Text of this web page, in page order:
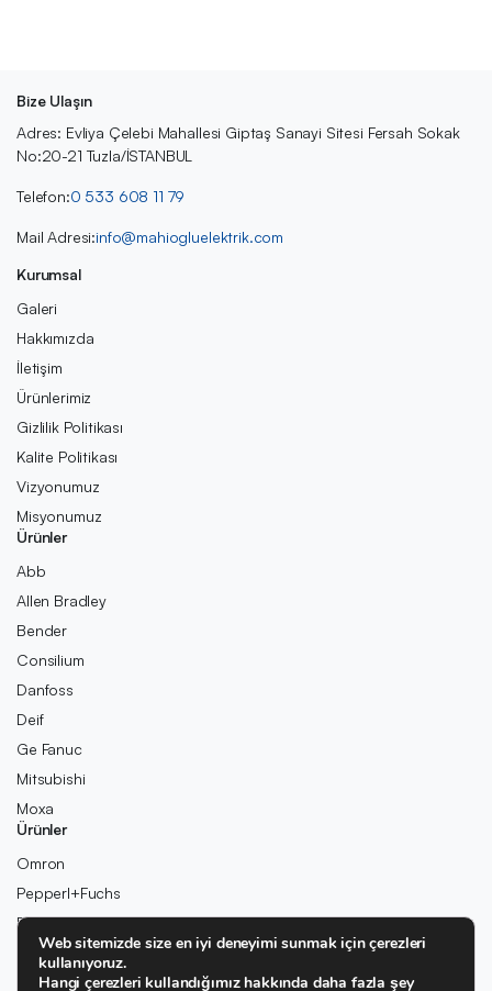
Bize Ulaşın
Adres: Evliya Çelebi Mahallesi Giptaş Sanayi Sitesi Fersah Sokak
No:20-21 Tuzla/İSTANBUL
Telefon:0 533 608 11 79
Mail Adresi:info@mahiogluelektrik.com
Kurumsal
Galeri
Hakkımızda
İletişim
Ürünlerimiz
Gizlilik Politikası
Kalite Politikası
Vizyonumuz
Misyonumuz
Ürünler
Abb
Allen Bradley
Bender
Consilium
Danfoss
Deif
Ge Fanuc
Mitsubishi
Moxa
Ürünler
Omron
Pepperl+Fuchs
Pilz
Rexroth
Rolls-Royce
Web sitemizde size en iyi deneyimi sunmak için çerezleri
kullanıyoruz.
Hangi çerezleri kullandığımız hakkında daha fazla şey